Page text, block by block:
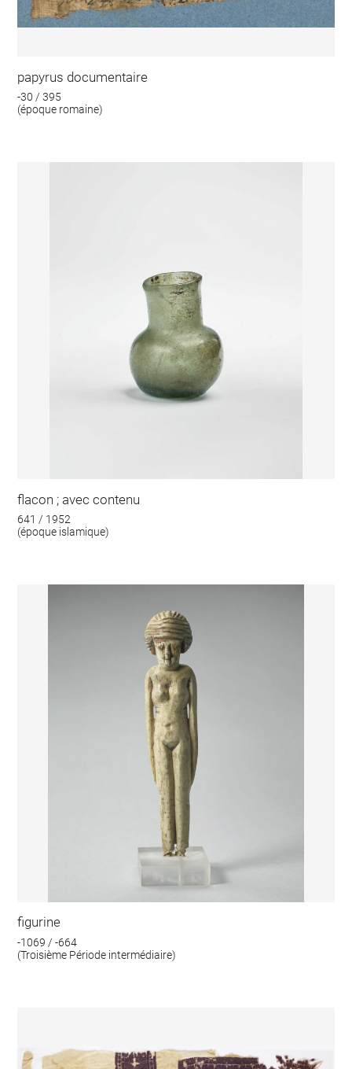
papyrus documentaire
-30 / 395
(époque romaine)
flacon ; avec contenu
641 / 1952
(époque islamique)
figurine
-1069 / -664
(Troisième Période intermédiaire)